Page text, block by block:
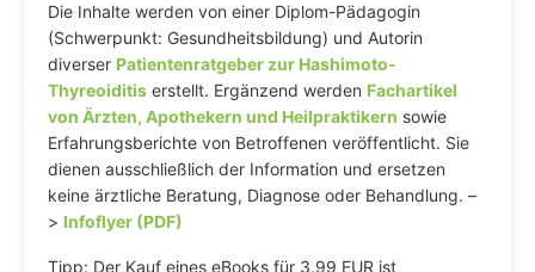
Die Inhalte werden von einer Diplom-Pädagogin
(Schwerpunkt: Gesundheitsbildung) und Autorin
diverser Patientenratgeber zur Hashimoto-
Thyreoiditis erstellt. Ergänzend werden Fachartikel
von Ärzten, Apothekern und Heilpraktikern sowie
Erfahrungsberichte von Betroffenen veröffentlicht. Sie
dienen ausschließlich der Information und ersetzen
keine ärztliche Beratung, Diagnose oder Behandlung. –
> Infoflyer (PDF)
Tipp: Der Kauf eines eBooks für 3,99 EUR ist